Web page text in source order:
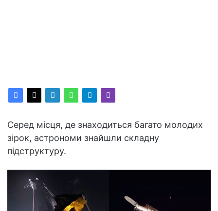
Серед місця, де знаходиться багато молодих
зірок, астрономи знайшли складну
підструктуру.